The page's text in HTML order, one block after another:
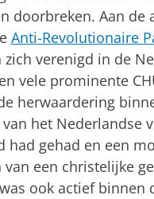
doorbreken. Aan de
Anti-Revolutionaire
verenigd in de
vele prominente
herwaardering
het Nederlandse
gehad en een
een christelijke
ook actief binnen